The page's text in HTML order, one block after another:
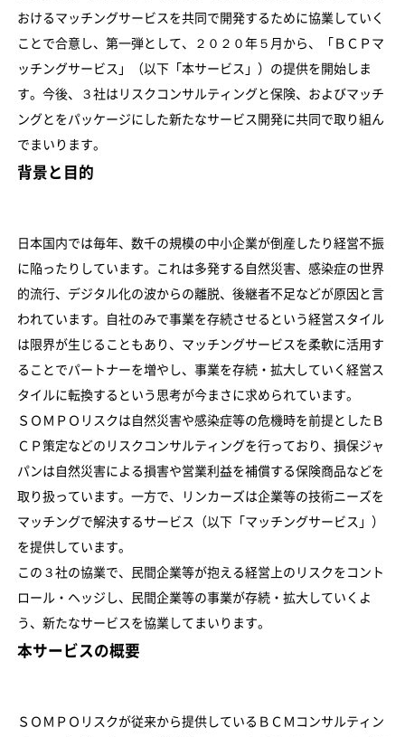
おけるマッチングサービスを共同で開発するために協業していく
ことで合意し、第一弾として、２０２０年５月から、「ＢＣＰマ
ッチングサービス」（以下「本サービス」）の提供を開始しま
す。今後、３社はリスクコンサルティングと保険、およびマッチ
ングとをパッケージにした新たなサービス開発に共同で取り組ん
でまいります。
背景と目的
日本国内では毎年、数千の規模の中小企業が倒産したり経営不振
に陥ったりしています。これは多発する自然災害、感染症の世界
的流行、デジタル化の波からの離脱、後継者不足などが原因と言
われています。自社のみで事業を存続させるという経営スタイル
は限界が生じることもあり、マッチングサービスを柔軟に活用す
ることでパートナーを増やし、事業を存続・拡大していく経営ス
タイルに転換するという思考が今まさに求められています。
ＳＯＭＰＯリスクは自然災害や感染症等の危機時を前提としたＢ
ＣＰ策定などのリスクコンサルティングを行っており、損保ジャ
パンは自然災害による損害や営業利益を補償する保険商品などを
取り扱っています。一方で、リンカーズは企業等の技術ニーズを
マッチングで解決するサービス（以下「マッチングサービス」）
を提供しています。
この３社の協業で、民間企業等が抱える経営上のリスクをコント
ロール・ヘッジし、民間企業等の事業が存続・拡大していくよ
う、新たなサービスを協業してまいります。
本サービスの概要
ＳＯＭＰＯリスクが従来から提供しているＢＣＭコンサルティン